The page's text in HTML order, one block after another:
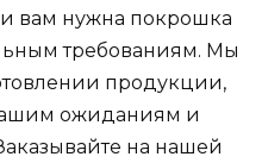
вам нужна покрошка
требованиям. Мы
продукции,
вашим ожиданиям и
на нашей